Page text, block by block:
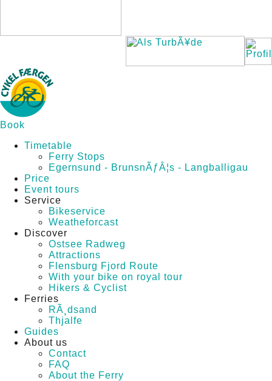
Book
Timetable
Ferry Stops
Egernsund - BrunsnÃƒÂ¦s - Langballigau
Price
Event tours
Service
Bikeservice
Weatheforcast
Discover
Ostsee Radweg
Attractions
Flensburg Fjord Route
With your bike on royal tour
Hikers & Cyclist
Ferries
RÃ¸dsand
Thjalfe
Guides
About us
Contact
FAQ
About the Ferry